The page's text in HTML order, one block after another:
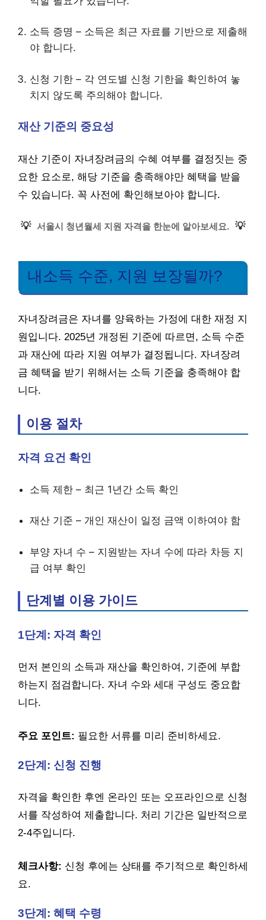
소득 증명 – 소득은 최근 자료를 기반으로 제출해
야 합니다.
신청 기한 – 각 연도별 신청 기한을 확인하여 놓
치지 않도록 주의해야 합니다.
재산 기준의 중요성
재산 기준이 자녀장려금의 수혜 여부를 결정짓는 중
요한 요소로, 해당 기준을 충족해야만 혜택을 받을
수 있습니다. 꼭 사전에 확인해보아야 합니다.
💡 서울시 청년월세 지원 자격을 한눈에 알아보세요. 💡
내소득 수준, 지원 보장될까?
자녀장려금은 자녀를 양육하는 가정에 대한 재정 지
원입니다. 2025년 개정된 기준에 따르면, 소득 수준
과 재산에 따라 지원 여부가 결정됩니다. 자녀장려
금 혜택을 받기 위해서는 소득 기준을 충족해야 합
니다.
이용 절차
자격 요건 확인
소득 제한 – 최근 1년간 소득 확인
재산 기준 – 개인 재산이 일정 금액 이하여야 함
부양 자녀 수 – 지원받는 자녀 수에 따라 차등 지
급 여부 확인
단계별 이용 가이드
1단계: 자격 확인
먼저 본인의 소득과 재산을 확인하여, 기준에 부합
하는지 점검합니다. 자녀 수와 세대 구성도 중요합
니다.
주요 포인트: 필요한 서류를 미리 준비하세요.
2단계: 신청 진행
자격을 확인한 후엔 온라인 또는 오프라인으로 신청
서를 작성하여 제출합니다. 처리 기간은 일반적으로
2-4주입니다.
체크사항: 신청 후에는 상태를 주기적으로 확인하세
요.
3단계: 혜택 수령